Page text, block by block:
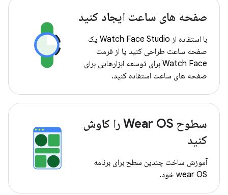
صفحه های ساعت ایجاد کنید
با استفاده از Watch Face Studio یک
صفحه ساعت طراحی کنید یا از فرمت
Watch Face برای توسعه ابزارهایی برای
صفحه های ساعت استفاده کنید.
سطوح Wear OS را کاوش
کنید
آموزش ساخت چندین سطح برای برنامه
wear OS خود.